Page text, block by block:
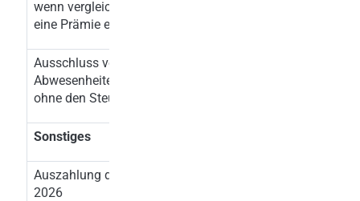
wenn vergleichbare Stammarbeitnehmer
eine Prämie erhalten
Ausschluss von längeren
Abwesenheiten (Karenz, Elternzeit etc)
ohne den Steuervorteil zu gefährden
Sonstiges
Auszahlung der Prämie auch im Jahr
2026